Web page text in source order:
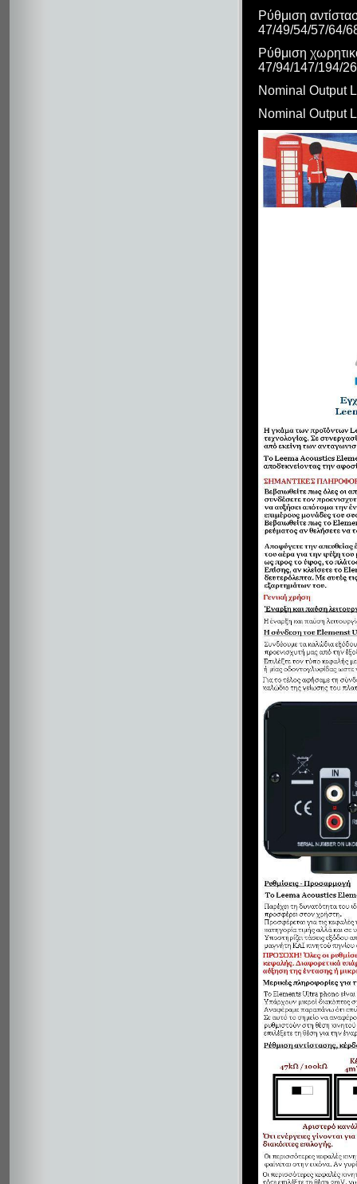
Ρύθμιση
47/49/54/57/64/
Ρύθμιση
47/94/147/194/
Nominal Output
Nominal Output